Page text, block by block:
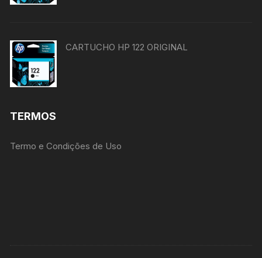
CARTUCHO HP 122 ORIGINAL
TERMOS
Termo e Condições de Uso